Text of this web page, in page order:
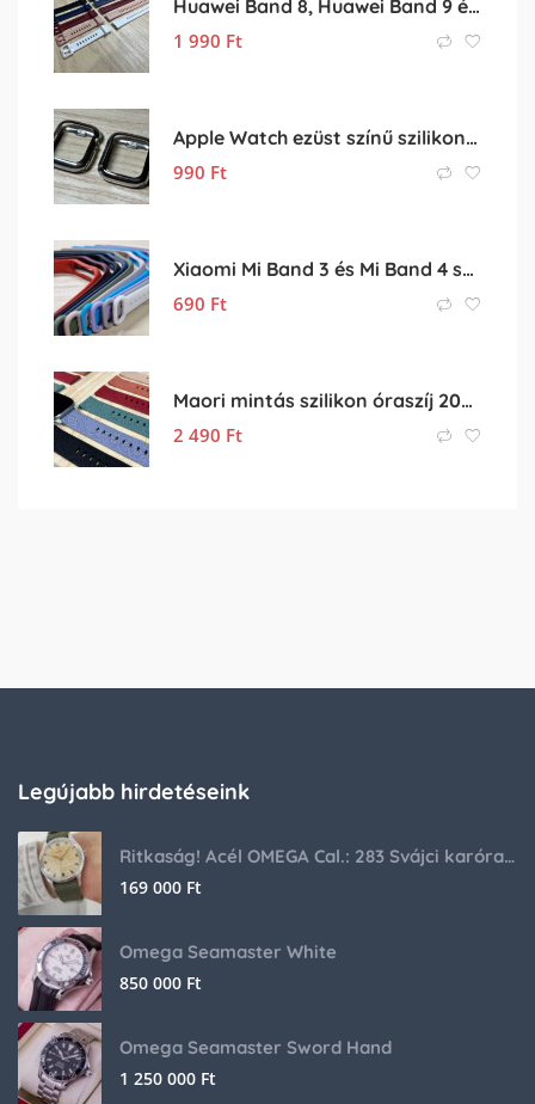
Huawei Band 8, Huawei Band 9 és Huawei Band 10 szilikon óraszíj
1 990 Ft
Apple Watch ezüst színű szilikon védőtok
990 Ft
Xiaomi Mi Band 3 és Mi Band 4 színes szilikon pótszíj eladó
690 Ft
Maori mintás szilikon óraszíj 20mm-es órához
2 490 Ft
Legújabb hirdetéseink
Ritkaság! Acél OMEGA Cal.: 283 Svájci karóra 1953-ból!
169 000 Ft
Omega Seamaster White
850 000 Ft
Omega Seamaster Sword Hand
1 250 000 Ft